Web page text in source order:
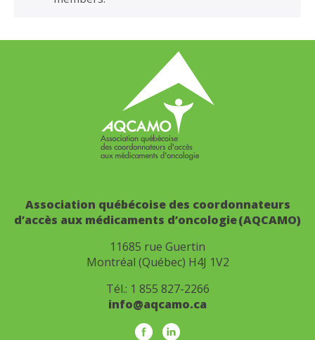
Association québécoise des coordonnateurs
d’accès aux médicaments d’oncologie (AQCAMO)
11685 rue Guertin
Montréal (Québec) H4J 1V2
Tél.: 1 855 827-2266
info@aqcamo.ca